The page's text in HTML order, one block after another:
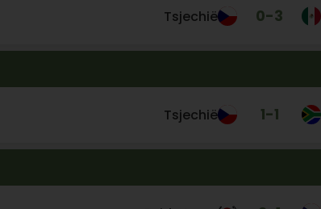
Tsjechië 0-3
Tsjechië 1-1